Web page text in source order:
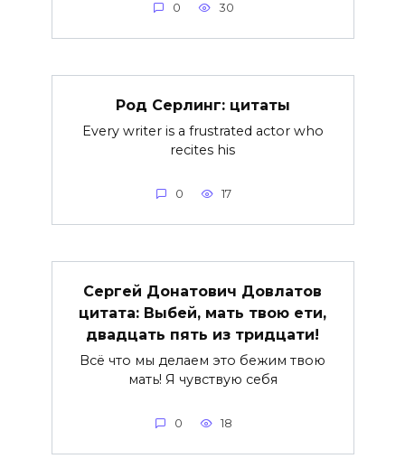
0 30
Род Серлинг: цитаты
Every writer is a frustrated actor who
recites his
0 17
Сергей Донатович Довлатов
цитата: Выбей, мать твою ети,
двадцать пять из тридцати!
Всё что мы делаем это бежим твою
мать! Я чувствую себя
0 18